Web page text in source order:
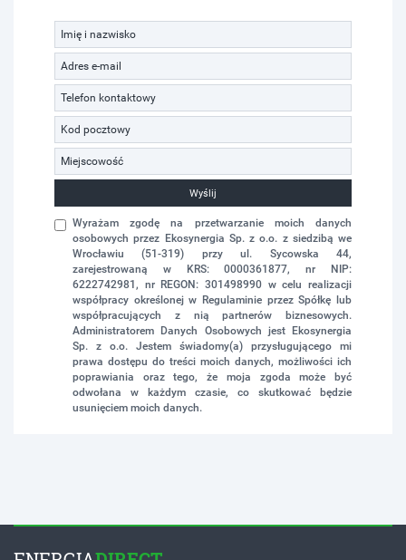
Wyślij
Wyrażam zgodę na przetwarzanie moich danych
osobowych przez Ekosynergia Sp. z o.o. z siedzibą we
Wrocławiu (51-319) przy ul. Sycowska 44,
zarejestrowaną w KRS: 0000361877, nr NIP:
6222742981, nr REGON: 301498990 w celu realizacji
współpracy określonej w Regulaminie przez Spółkę lub
współpracujących z nią partnerów biznesowych.
Administratorem Danych Osobowych jest Ekosynergia
Sp. z o.o. Jestem świadomy(a) przysługującego mi
prawa dostępu do treści moich danych, możliwości ich
poprawiania oraz tego, że moja zgoda może być
odwołana w każdym czasie, co skutkować będzie
usunięciem moich danych.